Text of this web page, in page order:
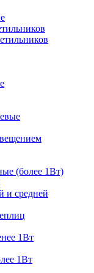
(более 1Вт)
и средней
1Вт
1Вт